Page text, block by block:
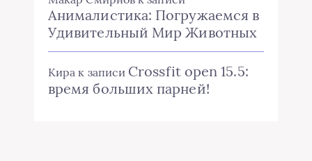
Анималистика: Погружаемся в
Удивительный Мир Животных
Кира к записи Crossfit open 15.5:
время больших парней!